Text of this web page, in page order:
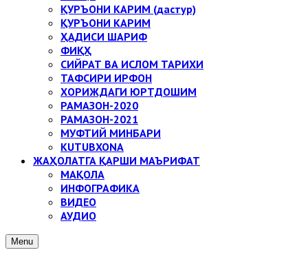
ҚУРЪОНИ КАРИМ (дастур)
ҚУРЪОНИ КАРИМ
ҲАДИСИ ШАРИФ
ФИҚҲ
СИЙРАТ ВА ИСЛОМ ТАРИХИ
ТАФСИРИ ИРФОН
ХОРИЖДАГИ ЮРТДОШИМ
РАМАЗОН-2020
РАМАЗОН-2021
МУФТИЙ МИНБАРИ
KUTUBXONA
ЖАҲОЛАТГА ҚАРШИ МАЪРИФАТ
МАҚОЛА
ИНФОГРАФИКА
ВИДЕО
АУДИО
Menu